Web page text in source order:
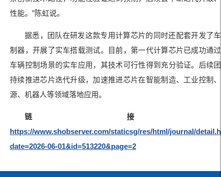
性能。”陈虹说。
据悉，团队在研发这款专用计算芯片的同时还配套开发了
制器，开展了实车搭载测试。目前，第一代计算芯片已成功通
车辆控制场景的实车应用，其技术可行性得到充分验证。后续
持续推进芯片迭代升级，加速推进芯片在智能制造、工业控制
源、机器人等领域落地应用。
链接
https://www.shobserver.com/staticsg/res/html/journal/
date=2026-06-01&id=513220&page=2